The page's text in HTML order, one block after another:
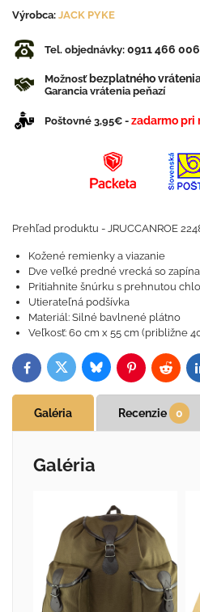
Výrobca: JACK PYKE
Tel. objednávky: 0911 466 006
Možnosťbezplatného
Garancia vrátenia peňazí
Poštovné 3,95€ - zadarmo pri
Prehľad produktu - JRUCCANROE
Kožené remienky a viazanie
Dve veľké predné vrecká so
Pritiahnite šnúrku s prehnutou
Utierateľná podšívka
Materiál: Silné bavlnené plátno
Veľkosť: 60 cm x 55 cm (približne
FacebookTwitterBlueskyPinterestReddit
Galéria Recenzie 0
Galéria